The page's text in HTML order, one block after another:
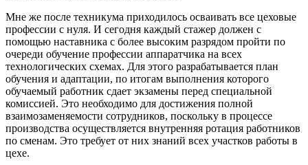
Мне же после техникума приходилось осваивать все цеховые
профессии с нуля. И сегодня каждый стажер должен с
помощью наставника с более высоким разрядом пройти по
очереди обучение профессии аппаратчика на всех
технологических схемах. Для этого разрабатывается план
обучения и адаптации, по итогам выполнения которого
обучаемый работник сдает экзамены перед специальной
комиссией. Это необходимо для достижения полной
взаимозаменяемости сотрудников, поскольку в процессе
производства осуществляется внутренняя ротация работников
по сменам. Это требует от них знаний всех участков работы в
цехе.